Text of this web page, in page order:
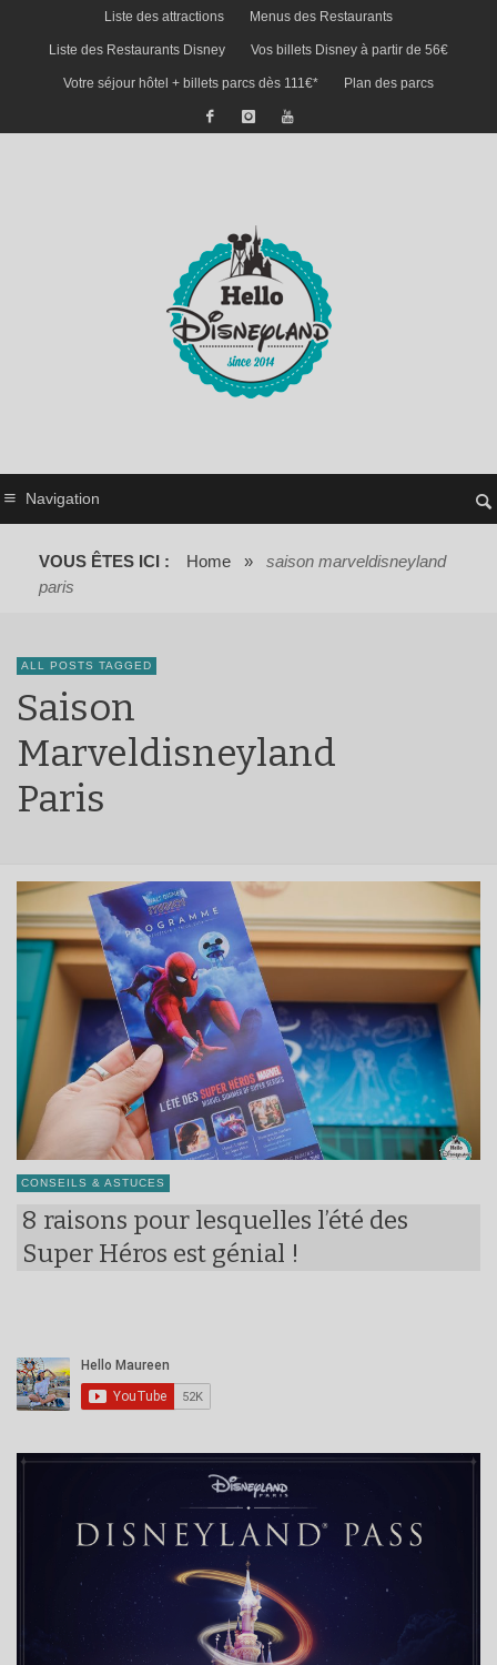
Liste des attractions Menus des Restaurants
Liste des Restaurants Disney Vos billets Disney à partir de 56€
Votre séjour hôtel + billets parcs dès 111€* Plan des parcs
Navigation
VOUS ÊTES ICI : Home »
saison marveldisneyland
paris
ALL POSTS TAGGED
Saison
Marveldisneyland
Paris
CONSEILS & ASTUCES
8 raisons pour lesquelles l’été des
Super Héros est génial !